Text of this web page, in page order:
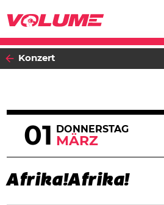
Konzert
01 DONNERSTAG
MÄRZ
Afrika!Afrika!